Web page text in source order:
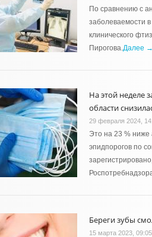
По сравнению с
заболеваемости
клинического
Пирогова.Далее →
На этой неделе
области
29 февраля 2024,
Это на 23 % ниже
эпидпорогов по
Береги зубы
15 марта 2023, 09:05